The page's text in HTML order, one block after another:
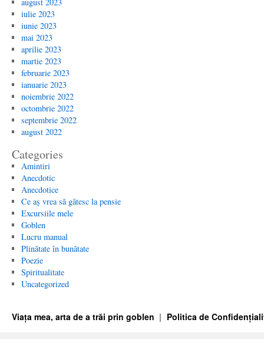
iulie 2023
iunie 2023
mai 2023
aprilie 2023
martie 2023
februarie 2023
ianuarie 2023
noiembrie 2022
octombrie 2022
septembrie 2022
august 2022
Categories
Amintiri
Anecdotic
Anecdotice
Ce aș vrea să gătesc la pensie
Excursiile mele
Goblen
Lucru manual
Plinătate în bunătate
Poezie
Spiritualitate
Uncategorized
Viața mea, arta de a trăi prin goblen Politica de